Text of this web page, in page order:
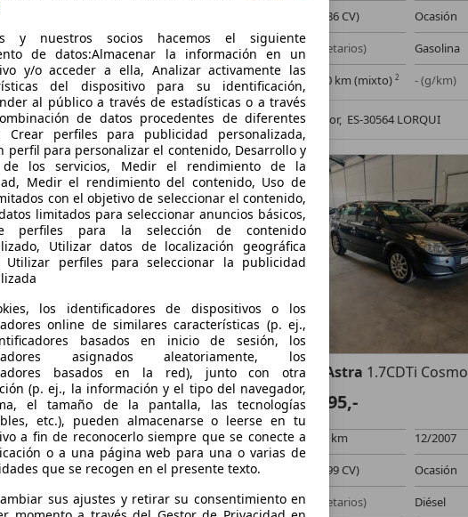
- (Propietarios)
Gasolina
7,7 l/100 km (mixto)
- (g/km)
Vendedor,ES-30880 AGUILAS
63 kW (86 CV)
Ocasión
- (Propietarios)
Gasolina
5,3 l/100 km (mixto) 2 - (g/km)
Vendedor, ES-30564 LORQUI
Skoda Kamiq TODOTERRENO 1.0 TGI AMBITION 90 5P
€ 13.990,-
33.317 km
06/2022
66 kW (90 CV)
Ocasión
- (Propietarios)
Gas licuado (GLP)
Opel Astra 1.7CDTi Cosmo
€ 2.695,-
225.000 km
12/2007
73 kW (99 CV)
Ocasión
- (Propietarios)
Diésel
y nuestros socios hacemos el siguiente
de datos:Almacenar la información en un
y/o acceder a ella, Analizar activamente las
del dispositivo para su identificación,
al público a través de estadísticas o a través
de datos procedentes de diferentes
Crear perfiles para publicidad personalizada,
perfil para personalizar el contenido, Desarrollo y
de los servicios, Medir el rendimiento de la
Medir el rendimiento del contenido, Uso de
con el objetivo de seleccionar el contenido,
limitados para seleccionar anuncios básicos,
perfiles para la selección de contenido
Utilizar datos de localización geográfica
Utilizar perfiles para seleccionar la publicidad
los identificadores de dispositivos o los
online de similares características (p. ej.,
basados en inicio de sesión, los
asignados aleatoriamente, los
basados en la red), junto con otra
(p. ej., la información y el tipo del navegador,
el tamaño de la pantalla, las tecnologías
etc.), pueden almacenarse o leerse en tu
a fin de reconocerlo siempre que se conecte a
o a una página web para una o varias de
que se recogen en el presente texto.
sus ajustes y retirar su consentimiento en